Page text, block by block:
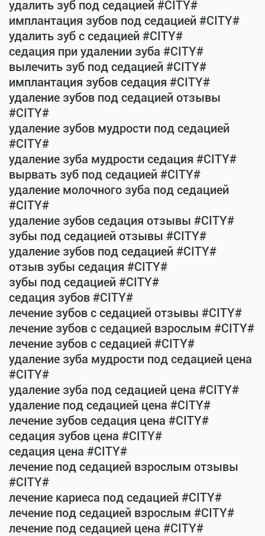
удалить зуб под седацией #CITY#
имплантация зубов под седацией #CITY#
удалить зуб с седацией #CITY#
седация при удалении зуба #CITY#
вылечить зуб под седацией #CITY#
имплантация зубов седация #CITY#
удаление зубов под седацией отзывы
#CITY#
удаление зубов мудрости под седацией
#CITY#
удаление зуба мудрости седация #CITY#
вырвать зуб под седацией #CITY#
удаление молочного зуба под седацией
#CITY#
удаление зубов седация отзывы #CITY#
зубы под седацией отзывы #CITY#
удаление зубов под седацией #CITY#
отзыв зубы седация #CITY#
зубы под седацией #CITY#
седация зубов #CITY#
лечение зубов с седацией отзывы #CITY#
лечение зубов с седацией взрослым #CITY#
лечение зубов с седацией #CITY#
удаление зуба мудрости под седацией цена
#CITY#
удаление зуба под седацией цена #CITY#
удаление под седацией цена #CITY#
лечение зубов седация цена #CITY#
седация зубов цена #CITY#
седация цена #CITY#
лечение под седацией взрослым отзывы
#CITY#
лечение кариеса под седацией #CITY#
лечение под седацией взрослым #CITY#
лечение под седацией цена #CITY#